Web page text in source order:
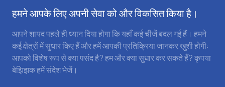
हमने आपके लिए अपनी सेवा को और विकसित किया है।
आपने शायद पहले ही ध्यान दिया होगा कि यहाँ कई चीजें बदल गई हैं। हमने
कई क्षेत्रों में सुधार किए हैं और हमें आपकी प्रतिक्रिया जानकर खुशी होगी:
आपको विशेष रूप से क्या पसंद है? हम और क्या सुधार कर सकते हैं? कृपया
बेझिझक हमें संदेश भेजें।